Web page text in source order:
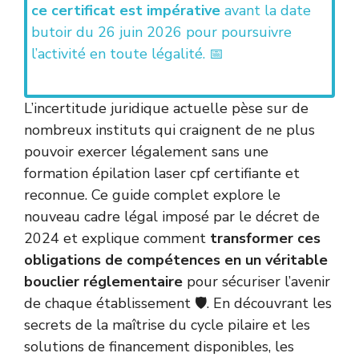
ce certificat est impérative avant la date
butoir du 26 juin 2026 pour poursuivre
l’activité en toute légalité. 📅
L’incertitude juridique actuelle pèse sur de
nombreux instituts qui craignent de ne plus
pouvoir exercer légalement sans une
formation épilation laser cpf certifiante et
reconnue. Ce guide complet explore le
nouveau cadre légal imposé par le décret de
2024 et explique comment transformer ces
obligations de compétences en un véritable
bouclier réglementaire pour sécuriser l’avenir
de chaque établissement 🛡️. En découvrant les
secrets de la maîtrise du cycle pilaire et les
solutions de financement disponibles, les